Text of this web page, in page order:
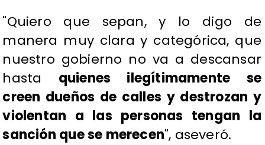
"Quiero que sepan, y lo digo de
manera muy clara y categórica, que
nuestro gobierno no va a descansar
hasta quienes ilegítimamente se
creen dueños de calles y destrozan y
violentan a las personas tengan la
sanción que se merecen", aseveró.